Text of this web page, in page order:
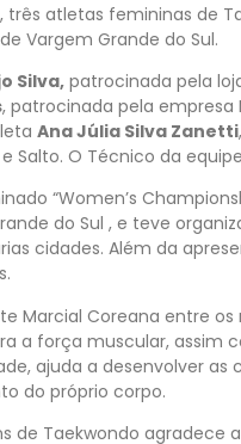
três atletas femininas de
Vargem Grande do Sul.
Silva, patrocinada pela
, patrocinada pela
Ana Júlia Silva Zanetti
Salto. O Técnico da
“Women’s
do Sul , e teve
cidades. Além da
Marcial Coreana entre
a força muscular, assim
ajuda a desenvolver
do próprio corpo.
de Taekwondo agradece